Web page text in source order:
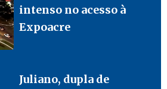
intenso no acesso à
Expoacre
Juliano, dupla de